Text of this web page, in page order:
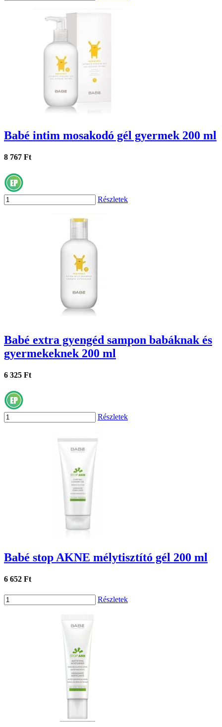
Babé intim mosakodó gél gyermek 200 ml
8 767 Ft
Részletek
Babé extra gyengéd sampon babáknak és
gyermekeknek 200 ml
6 325 Ft
Részletek
Babé stop AKNE mélytisztító gél 200 ml
6 652 Ft
Részletek